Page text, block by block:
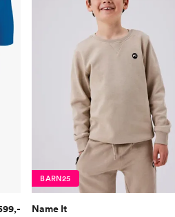
BARN25
Name It